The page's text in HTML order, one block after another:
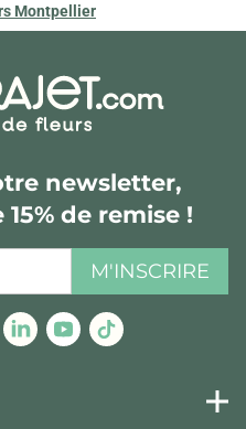
Montpellier
newsletter,
de remise !
M'INSCRIRE